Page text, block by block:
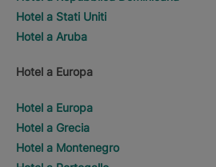
Hotel a Stati Uniti
Hotel a Aruba
Hotel a Europa
Hotel a Europa
Hotel a Grecia
Hotel a Montenegro